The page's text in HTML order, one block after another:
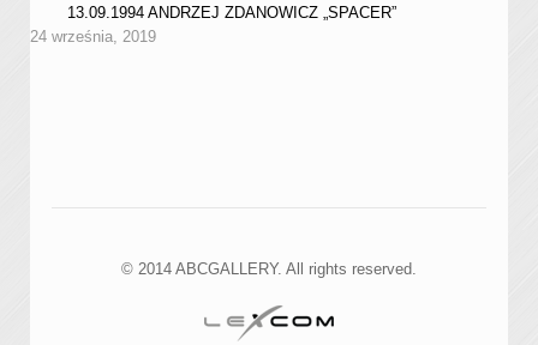
13.09.1994 ANDRZEJ ZDANOWICZ „SPACER”
24 września, 2019
© 2014 ABCGALLERY. All rights reserved.